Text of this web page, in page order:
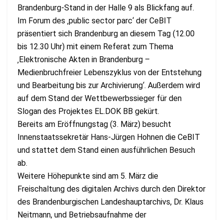
Brandenburg-Stand in der Halle 9 als Blickfang auf.
Im Forum des ‚public sector parc‘ der CeBIT
präsentiert sich Brandenburg an diesem Tag (12.00
bis 12.30 Uhr) mit einem Referat zum Thema
‚Elektronische Akten in Brandenburg –
Medienbruchfreier Lebenszyklus von der Entstehung
und Bearbeitung bis zur Archivierung‘. Außerdem wird
auf dem Stand der Wettbewerbssieger für den
Slogan des Projektes EL.DOK BB gekürt.
Bereits am Eröffnungstag (3. März) besucht
Innenstaatssekretär Hans-Jürgen Hohnen die CeBIT
und stattet dem Stand einen ausführlichen Besuch
ab.
Weitere Höhepunkte sind am 5. März die
Freischaltung des digitalen Archivs durch den Direktor
des Brandenburgischen Landeshauptarchivs, Dr. Klaus
Neitmann, und Betriebsaufnahme der